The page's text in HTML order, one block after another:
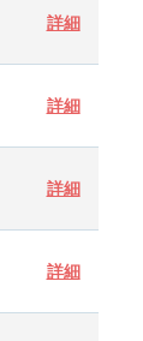
詳細
詳細
詳細
詳細